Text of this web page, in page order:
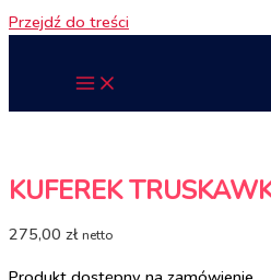
Przejdź do treści
KUFEREK
275,00 zł netto